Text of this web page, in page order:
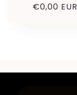
Normaler
€0,00 EUR